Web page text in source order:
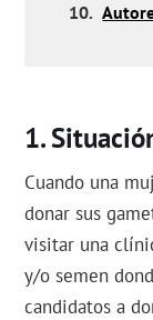
10.
Cuando una
donar sus
visitar una
y/o semen
candidatos a